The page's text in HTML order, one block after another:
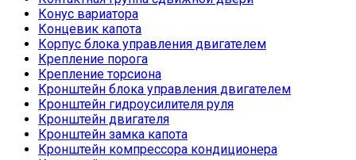
Конус вариатора
Концевик капота
Корпус блока управления двигателем
Крепление порога
Крепление торсиона
Кронштейн блока управления двигателем
Кронштейн гидроусилителя руля
Кронштейн двигателя
Кронштейн замка капота
Кронштейн компрессора кондиционера